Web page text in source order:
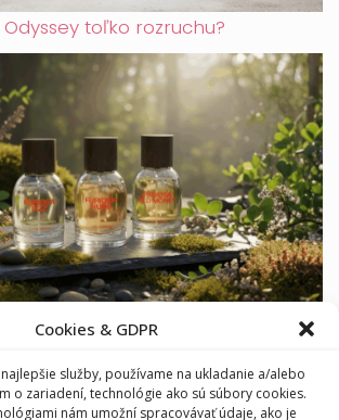
Cookies & GDPR
služby, používame na ukladanie a/alebo
o zariadení, technológie ako sú súbory cookies.
nám umožní spracovávať údaje, ako je
toľko rozruchu?
značka parfémov, ktorá vonia